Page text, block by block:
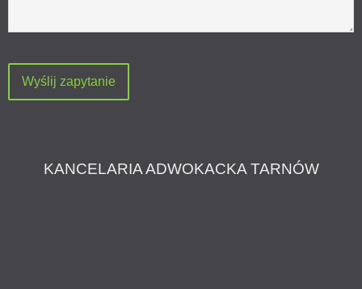
KANCELARIA ADWOKACKA TARNÓW